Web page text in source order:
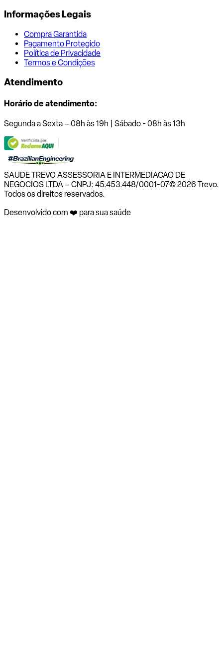
Informações Legais
Compra Garantida
Pagamento Protegido
Política de Privacidade
Termos e Condições
Atendimento
Horário de atendimento:
Segunda a Sexta – 08h às 19h | Sábado - 08h às 13h
SAUDE TREVO ASSESSORIA E INTERMEDIACAO DE
NEGOCIOS LTDA – CNPJ: 45.453.448/0001-07© 2026 Trevo.
Todos os direitos reservados.
Desenvolvido com ❤️ para sua saúde